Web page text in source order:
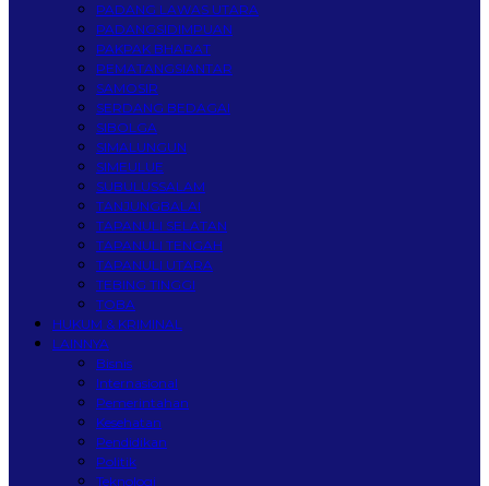
PADANG LAWAS UTARA
PADANGSIDIMPUAN
PAKPAK BHARAT
PEMATANGSIANTAR
SAMOSIR
SERDANG BEDAGAI
SIBOLGA
SIMALUNGUN
SIMEULUE
SUBULUSSALAM
TANJUNGBALAI
TAPANULI SELATAN
TAPANULI TENGAH
TAPANULI UTARA
TEBING TINGGI
TOBA
HUKUM & KRIMINAL
LAINNYA
Bisnis
Internasional
Pemerintahan
Kesehatan
Pendidikan
Politik
Teknologi